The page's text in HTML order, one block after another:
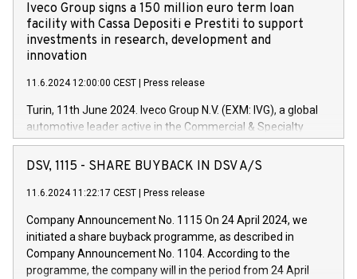
Iveco Group signs a 150 million euro term loan
facility with Cassa Depositi e Prestiti to support
investments in research, development and
innovation
11.6.2024 12:00:00 CEST Press release
Turin, 11th June 2024. Iveco Group N.V. (EXM: IVG), a global
automotive leader active in the Commercial & Specialty
Vehicles, Powertrain and related Financial Services arenas,
has successfully signed a term loan facility of 150 million
new projects in Italy dedicated to research, development and
by CDP, Iveco Group will develop innovative technologies and
architectures in the field of electric propulsion and further
develop solutions for autonomous driving, digitalisation and
DSV, 1115 - SHARE BUYBACK IN DSV A/S
11.6.2024 11:22:17 CEST Press release
Company Announcement No. 1115 On 24 April 2024, we
initiated a share buyback programme, as described in
Company Announcement No. 1104. According to the
programme, the company will in the period from 24 April